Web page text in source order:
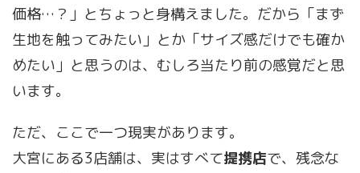
価格…？」とちょっと身構えました。だから「まず
生地を触ってみたい」とか「サイズ感だけでも確か
めたい」と思うのは、むしろ当たり前の感覚だと思
います。
ただ、ここで一つ現実があります。
大宮にある3店舗は、実はすべて提携店で、残念な